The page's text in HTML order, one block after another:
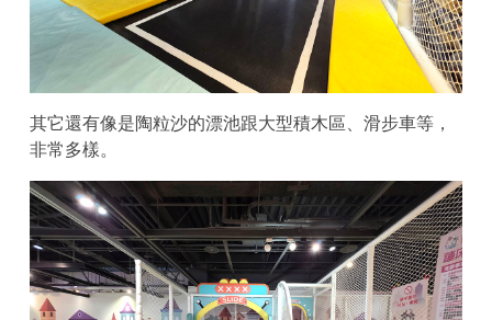
其它還有像是陶粒沙的漂池跟大型積木區、滑步車等，
非常多樣。